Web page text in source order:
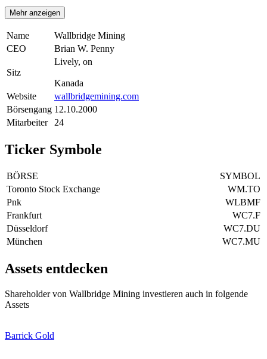
Mehr anzeigen
Name
Wallbridge Mining
CEO
Brian W. Penny
Sitz
Lively, on
Kanada
Website
wallbridgemining.com
Börsengang 12.10.2000
Mitarbeiter
24
Ticker Symbole
BÖRSE
SYMBOL
Toronto Stock Exchange
WM.TO
Pnk
WLBMF
Frankfurt
WC7.F
Düsseldorf
WC7.DU
München
WC7.MU
Assets entdecken
Shareholder von Wallbridge Mining investieren auch in folgende
Assets
Barrick Gold